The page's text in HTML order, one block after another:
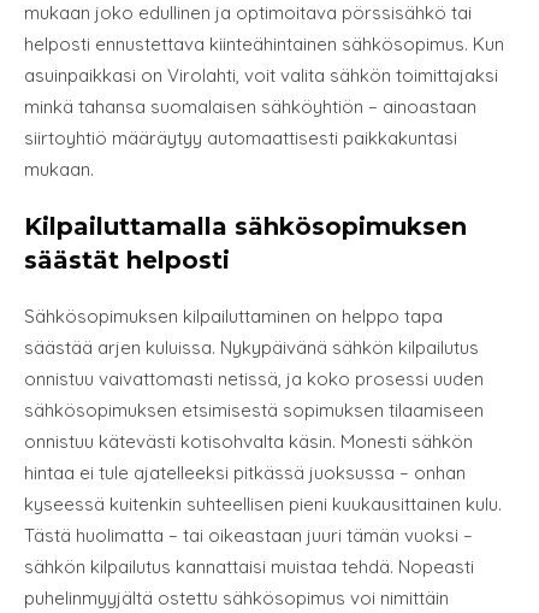
mukaan joko edullinen ja optimoitava pörssisähkö tai
helposti ennustettava kiinteähintainen sähkösopimus. Kun
asuinpaikkasi on Virolahti, voit valita sähkön toimittajaksi
minkä tahansa suomalaisen sähköyhtiön – ainoastaan
siirtoyhtiö määräytyy automaattisesti paikkakuntasi
mukaan.
Kilpailuttamalla sähkösopimuksen
säästät helposti
Sähkösopimuksen kilpailuttaminen on helppo tapa
säästää arjen kuluissa. Nykypäivänä sähkön kilpailutus
onnistuu vaivattomasti netissä, ja koko prosessi uuden
sähkösopimuksen etsimisestä sopimuksen tilaamiseen
onnistuu kätevästi kotisohvalta käsin. Monesti sähkön
hintaa ei tule ajatelleeksi pitkässä juoksussa – onhan
kyseessä kuitenkin suhteellisen pieni kuukausittainen kulu.
Tästä huolimatta – tai oikeastaan juuri tämän vuoksi –
sähkön kilpailutus kannattaisi muistaa tehdä. Nopeasti
puhelinmyyjältä ostettu sähkösopimus voi nimittäin